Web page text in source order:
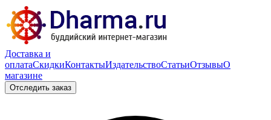
Доставка и
оплатаСкидкиКонтактыИздательствоСтатьиОтзывыО
магазине
Отследить заказ